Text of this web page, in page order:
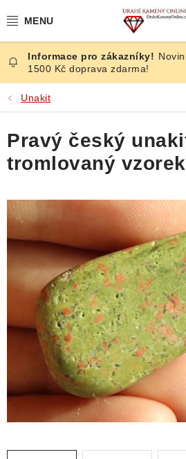
na
ČESKÉ KAMENY
ŠPERKY
KAMENY ZE SVĚTA
BROUŠENÉ
SLEVY
ÚČINKY
KRYSTALY
ČLÁNKY
NALEZIŠTĚ
NÁŠ PŘÍBĚH
VIDEOGALERIE
1500 Kč doprava zdarma!
Unakit
Pravý český
tromlovaný vzorek